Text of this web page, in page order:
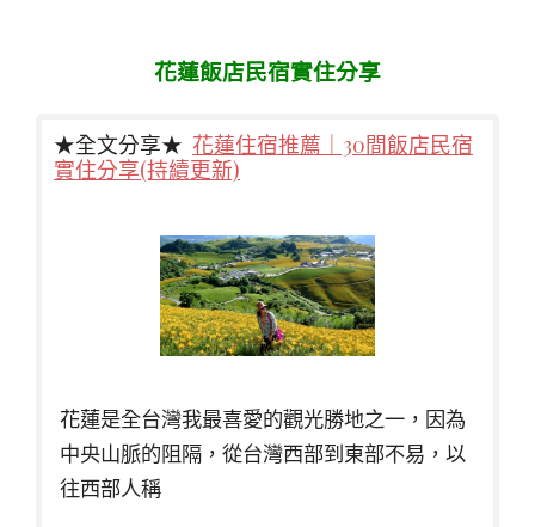
花蓮飯店民宿實住分享
★全文分享★ 花蓮住宿推薦｜30間飯店民宿
實住分享(持續更新)
花蓮是全台灣我最喜愛的觀光勝地之一，因為
中央山脈的阻隔，從台灣西部到東部不易，以
往西部人稱